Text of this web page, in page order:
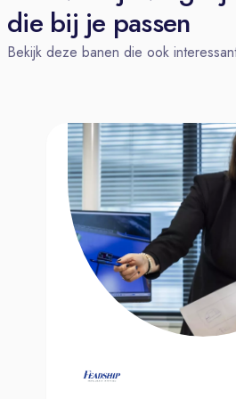
en gym. Samen met je
collega’s werk je aan
het moment dat het
Op de afdeling
collega’s werkzaam in
loodgieter (12),
leidingmonteur (21),
(14) en metaalbewerker
(exclusief inleen). Samen
werk je aan de techniek
jachten die op de werf
die bij je passen
Bekijk deze banen die ook